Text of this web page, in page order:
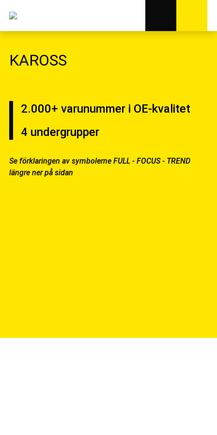
KAROSS
2.000+ varunummer i OE-kvalitet
4 undergrupper
Se förklaringen av symbolerne FULL - FOCUS - TREND
längre ner på sidan